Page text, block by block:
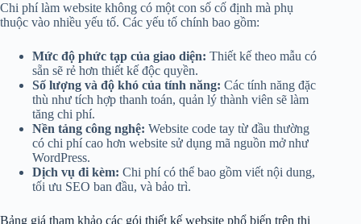
Chi phí làm website không có một con số cố định mà phụ
thuộc vào nhiều yếu tố. Các yếu tố chính bao gồm:
Mức độ phức tạp của giao diện: Thiết kế theo mẫu có
sẵn sẽ rẻ hơn thiết kế độc quyền.
Số lượng và độ khó của tính năng: Các tính năng đặc
thù như tích hợp thanh toán, quản lý thành viên sẽ làm
tăng chi phí.
Nền tảng công nghệ: Website code tay từ đầu thường
có chi phí cao hơn website sử dụng mã nguồn mở như
WordPress.
Dịch vụ đi kèm: Chi phí có thể bao gồm viết nội dung,
tối ưu SEO ban đầu, và bảo trì.
Bảng giá tham khảo các gói thiết kế website phổ biến trên thị